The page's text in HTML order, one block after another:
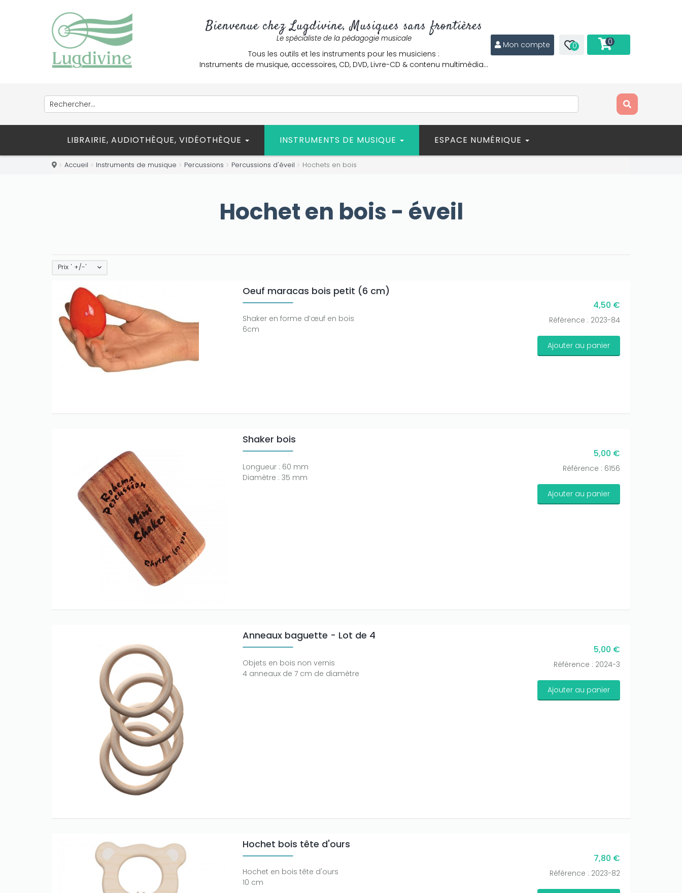
Bienvenue chez Lugdivine, Musiques sans frontières
Le spécialiste de la pédagogie musicale
Tous les outils et les instruments pour les musiciens :
Instruments de musique, accessoires, CD, DVD, Livre-CD & contenu multimédia…
Mon compte 0 0
LIBRAIRIE, AUDIOTHÈQUE, VIDÉOTHÈQUE INSTRUMENTS DE MUSIQUE ESPACE NUMÉRIQUE
Accueil Instruments de musique Percussions Percussions d'éveil Hochets en bois
Hochet en bois - éveil
Prix ' +/-'
Oeuf maracas bois petit (6 cm)
Shaker en forme d’œuf en bois
6cm
4,50 €
Référence : 2023-84
Ajouter au panier
Shaker bois
Longueur : 60 mm
Diamètre : 35 mm
5,00 €
Référence : 6156
Ajouter au panier
Anneaux baguette - Lot de 4
Objets en bois non vernis
4 anneaux de 7 cm de diamètre
5,00 €
Référence : 2024-3
Ajouter au panier
Hochet bois tête d'ours
Hochet en bois tête d'ours
10 cm
7,80 €
Référence : 2023-82